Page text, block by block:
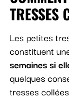
TRESSES
Les petites
constituent
semaines si
quelques
tresses